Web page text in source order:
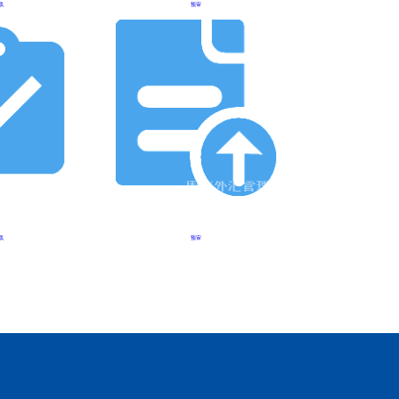
预审
预审